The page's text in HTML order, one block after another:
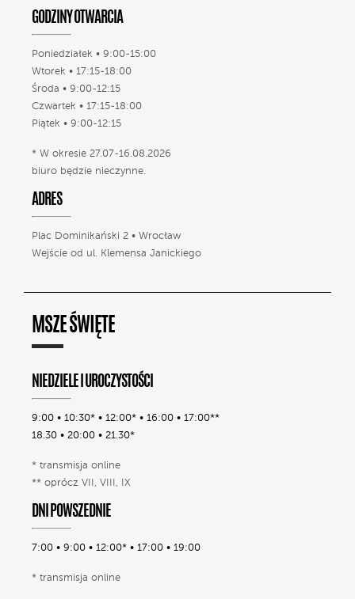
GODZINY OTWARCIA
Poniedziałek • 9:00-15:00
Wtorek • 17:15-18:00
Środa • 9:00-12:15
Czwartek • 17:15-18:00
Piątek • 9:00-12:15
* W okresie 27.07-16.08.2026
biuro będzie nieczynne.
ADRES
Plac Dominikański 2 • Wrocław
Wejście od ul. Klemensa Janickiego
MSZE ŚWIĘTE
NIEDZIELE I UROCZYSTOŚCI
9:00 • 10:30* • 12:00* • 16:00 • 17:00**
18.30 • 20:00 • 21.30*
* transmisja online
** oprócz VII, VIII, IX
DNI POWSZEDNIE
7:00 • 9:00 • 12:00* • 17:00 • 19:00
* transmisja online